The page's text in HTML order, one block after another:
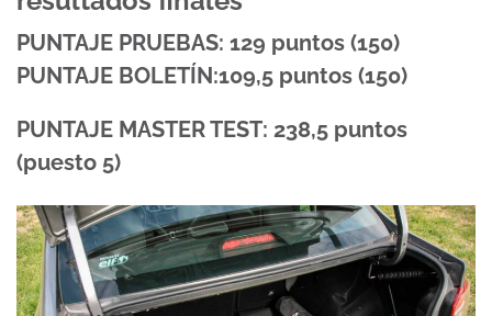
PUNTAJE PRUEBAS: 129 puntos (150)
PUNTAJE BOLETÍN:109,5 puntos (150)
PUNTAJE MASTER TEST: 238,5 puntos
(puesto 5)